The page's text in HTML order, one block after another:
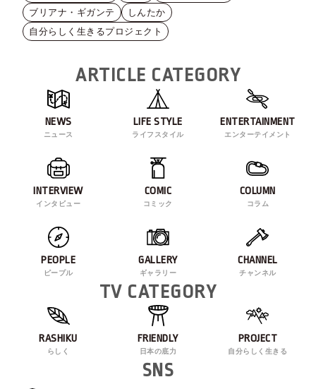
ブリアナ・ギガンテ
しんたか
自分らしく生きるプロジェクト
ARTICLE CATEGORY
NEWS
ニュース
LIFE STYLE
ライフスタイル
ENTERTAINMENT
エンターテイメント
INTERVIEW
インタビュー
COMIC
コミック
COLUMN
コラム
PEOPLE
ピープル
GALLERY
ギャラリー
CHANNEL
チャンネル
TV CATEGORY
RASHIKU
らしく
FRIENDLY
日本の底力
PROJECT
自分らしく生きる
SNS